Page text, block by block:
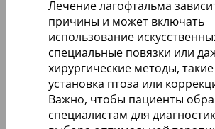
Лечение лагофтальма
причины и может включать
использование
специальные повязки или
хирургические методы, такие
установка птоза или
Важно, чтобы пациенты
специалистам для